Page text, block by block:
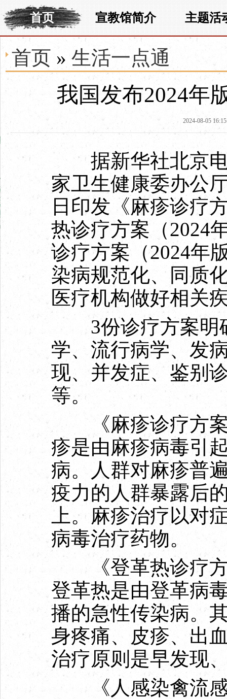
首页 宣教馆简介 主题活
首页 » 生活一点通
我国发布2024年
2024-08-05 16:15
据新华社北京电
家卫生健康委办公
日印发《麻疹诊疗
热诊疗方案（2024
诊疗方案（2024年
染病规范化、同质
医疗机构做好相关
3份诊疗方案明
学、流行病学、发
现、并发症、鉴别
等。
《麻疹诊疗方案
疹是由麻疹病毒引
病。人群对麻疹普
疫力的人群暴露后
上。麻疹治疗以对
病毒治疗药物。
《登革热诊疗方
登革热是由登革病
播的急性传染病。
身疼痛、皮疹、出
治疗原则是早发现
《人感染禽流感